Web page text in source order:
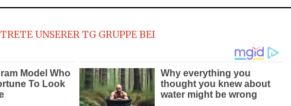
17,
TRETE UNSERER TG GRUPPE BEI